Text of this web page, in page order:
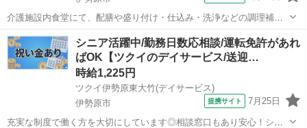
介護施設内食堂にて、配膳や盛り付け・仕込み・洗浄などの調理補助
業務をお願いします。 ご利用になる多くの方に温かい食事を素早く提
供できるよう、工夫を凝らした業務をお願いします。 未経験からでも
チャレンジ可能です。 料理が好き、...
神奈川 伊勢原市 その他
シニア活躍中/勤務日数応相談/運転免許があれ
ばOK【ツクイのデイサービス/送迎…
時給1,225円
ツクイ伊勢原東大竹(デイサービス)
伊勢原市
提携サイト 7月25日
充実な制度で働く方を大切にしています◎相談窓口もあり安心！シフ